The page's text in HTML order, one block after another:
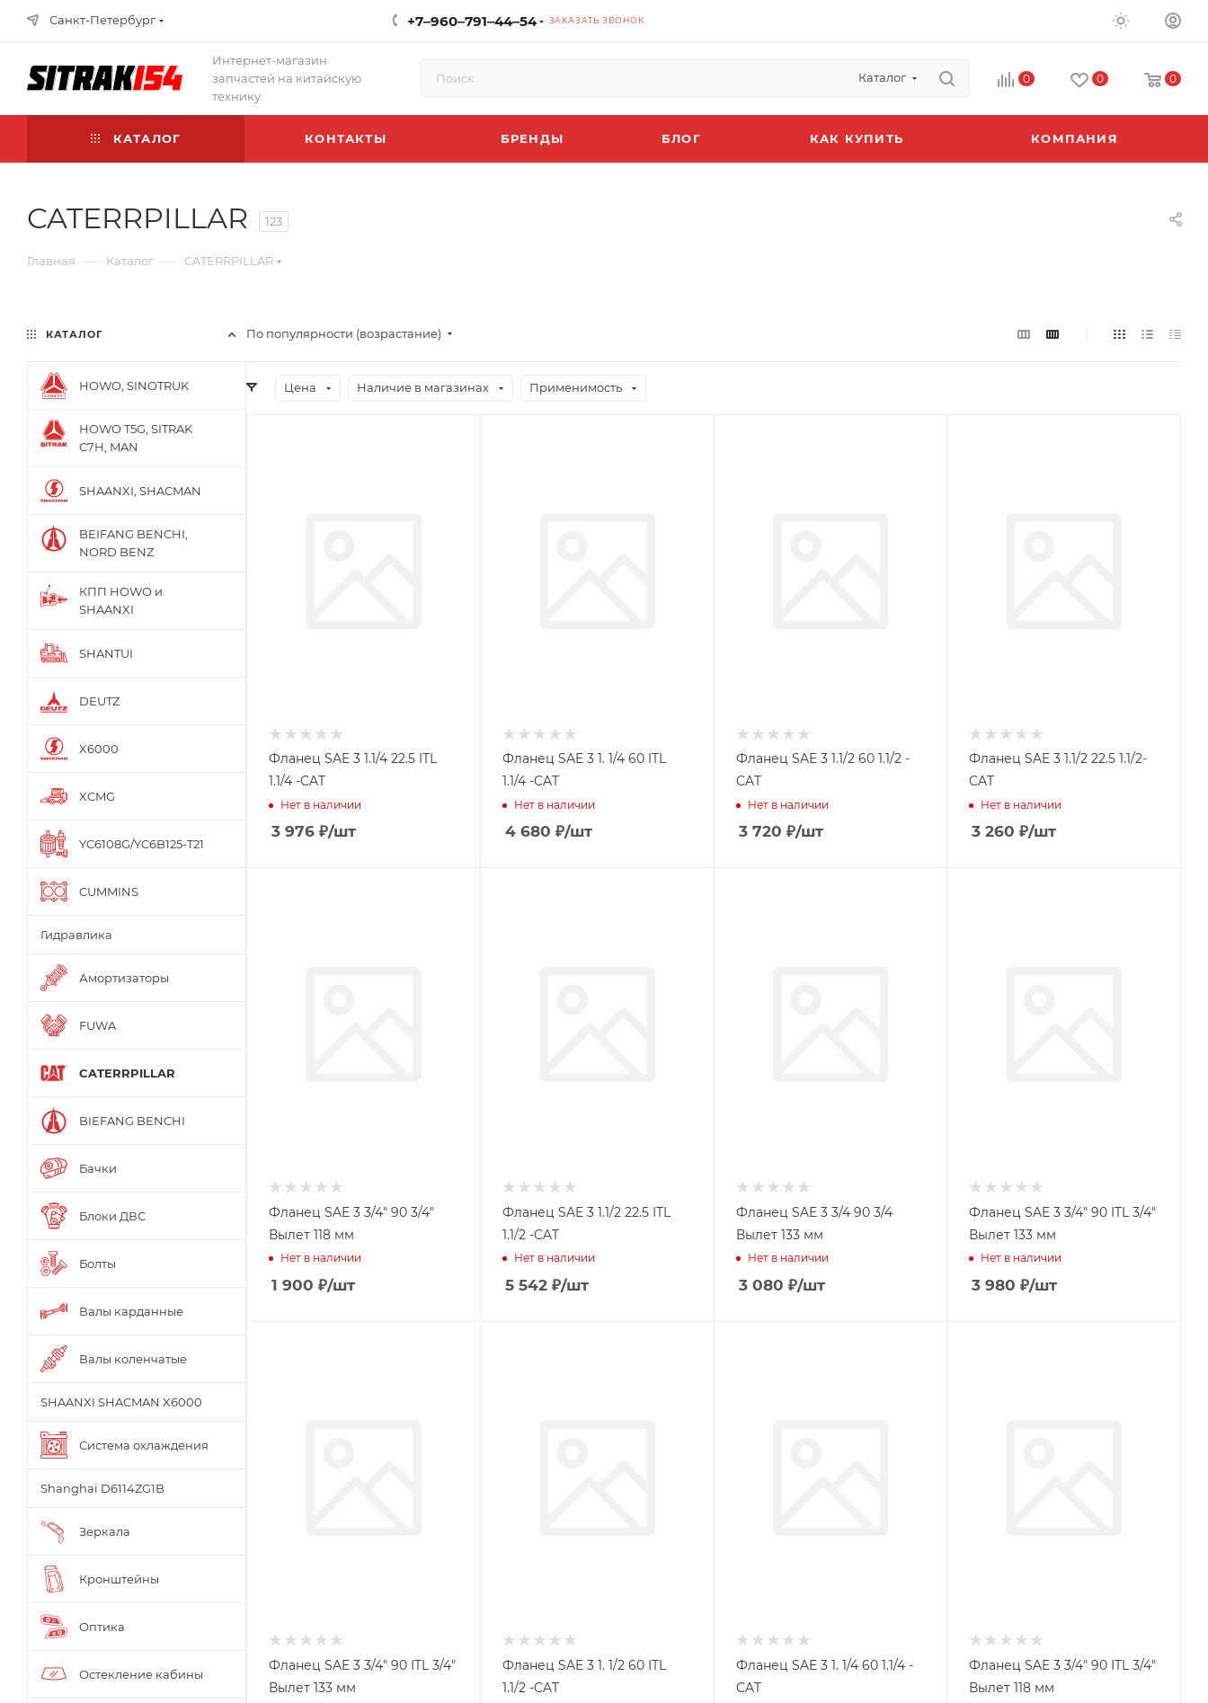
Санкт-Петербург +7‒960‒791‒44‒54 ЗАКАЗАТЬ ЗВОНОК
Интернет-магазин
запчастей на китайскую
технику
Каталог 0 0 0
КАТАЛОГ КОНТАКТЫ БРЕНДЫ БЛОГ КАК КУПИТЬ КОМПАНИЯ
CATERRPILLAR 123
Главная — Каталог — CATERRPILLAR
По популярности (возрастание)
Цена Наличие в магазинах Применимость
Фланец SAE 3 1.1/4 22.5 ITL
1.1/4 -CAT
Нет в наличии
3 976 ₽/шт
Фланец SAE 3 1. 1/4 60 ITL
1.1/4 -CAT
Нет в наличии
4 680 ₽/шт
Фланец SAE 3 1.1/2 60 1.1/2 -
CAT
Нет в наличии
3 720 ₽/шт
Фланец SAE 3 1.1/2 22.5 1.1/2-
CAT
Нет в наличии
3 260 ₽/шт
Фланец SAE 3 3/4" 90 3/4"
Вылет 118 мм
Нет в наличии
1 900 ₽/шт
Фланец SAE 3 1.1/2 22.5 ITL
1.1/2 -CAT
Нет в наличии
5 542₽/шт
Фланец SAE 3 3/4 90 3/4
Вылет 133 мм
Нет в наличии
3 080 ₽/шт
Фланец SAE 3 3/4" 90 ITL 3/4"
Вылет 133 мм
Нет в наличии
3 980 ₽/шт
Фланец SAE 3 3/4" 90 ITL 3/4"
Вылет 133 мм
Фланец SAE 3 1. 1/2 60 ITL
1.1/2 -CAT
Фланец SAE 3 1. 1/4 60 1.1/4 -
CAT
Фланец SAE 3 3/4" 90 ITL 3/4"
Вылет 118 мм
КАТАЛОГ
HOWO, SINOTRUK
HOWO T5G, SITRAK
C7H, MAN
SHAANXI, SHACMAN
BEIFANG BENCHI,
NORD BENZ
КПП HOWO и
SHAANXI
SHANTUI
DEUTZ
X6000
XCMG
YC6108G/YC6B125-T21
CUMMINS
Гидравлика
Амортизаторы
FUWA
CATERRPILLAR
BIEFANG BENCHI
Бачки
Блоки ДВС
Болты
Валы карданные
Валы коленчатые
SHAANXI SHACMAN X6000
Система охлаждения
Shanghai D6114ZG1B
Зеркала
Кронштейны
Оптика
Остекление кабины